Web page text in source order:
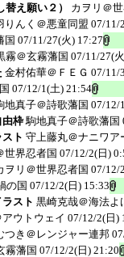
え願い２）
カヲリ＠
りんく＠悪童同盟 07/11/
国 07/11/27(火) 17:27
霧＠玄霧藩国 07/11/27(
金村佑華＠ＦＥＧ 07/11/
07/12/1(土) 21:54
地真子＠詩歌藩国 07/12/
由枠 駒地真子＠詩歌藩国
ト 守上藤丸＠ナニワア
世界忍者国 07/12/2(日)
ヲリ＠世界忍者国 07/12/
の国 07/12/2(日) 15:33
スト 黒崎克哉＠海法よ
ウトウェイ 07/12/2(日)
つき＠レンジャー連邦
霧藩国 07/12/2(日) 21:20